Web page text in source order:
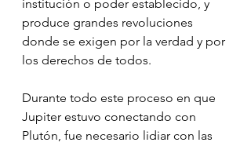
institución o poder establecido, y
produce grandes revoluciones
donde se exigen por la verdad y por
los derechos de todos.
Durante todo este proceso en que
Jupiter estuvo conectando con
Plutón, fue necesario lidiar con las